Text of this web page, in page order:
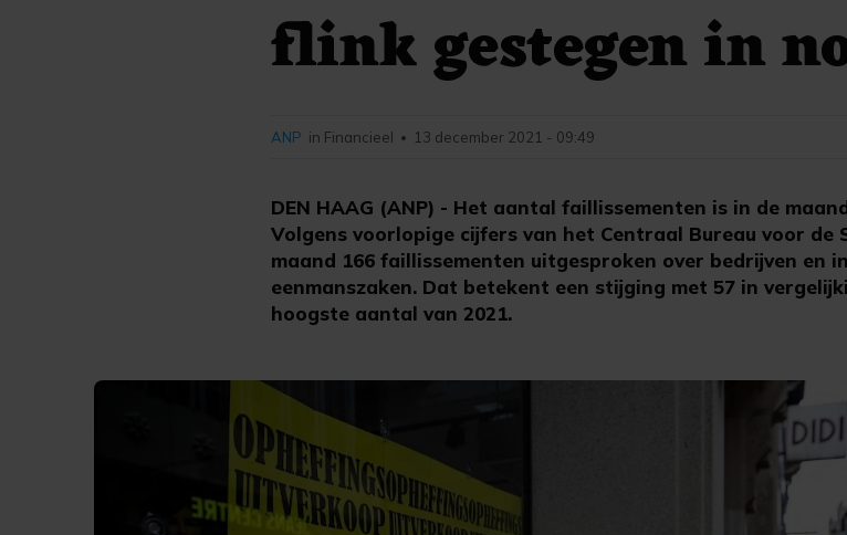
flink gestegen in
DEN HAAG (ANP) - Het aantal faillissementen is in de
Volgens voorlopige cijfers van het Centraal Bureau voor de
maand 166 faillissementen uitgesproken over bedrijven en
eenmanszaken. Dat betekent een stijging met 57 in
hoogste aantal van 2021.
ANP in Financieel • 13 december 2021 - 09:49